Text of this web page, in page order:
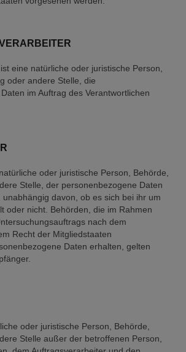
eine natürliche oder juristische Person,
oder andere Stelle, die
im Auftrag des Verantwortlichen
oder juristische Person, Behörde,
Stelle, der personenbezogene Daten
davon, ob es sich bei ihr um
oder nicht. Behörden, die im Rahmen
nach dem
Recht der Mitgliedstaaten
Daten erhalten, gelten
oder juristische Person, Behörde,
Stelle außer der betroffenen Person,